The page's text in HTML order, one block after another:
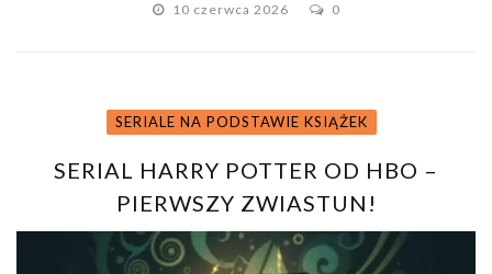
10 czerwca 2026
0
SERIALE NA PODSTAWIE KSIĄŻEK
SERIAL HARRY POTTER OD HBO –
PIERWSZY ZWIASTUN!